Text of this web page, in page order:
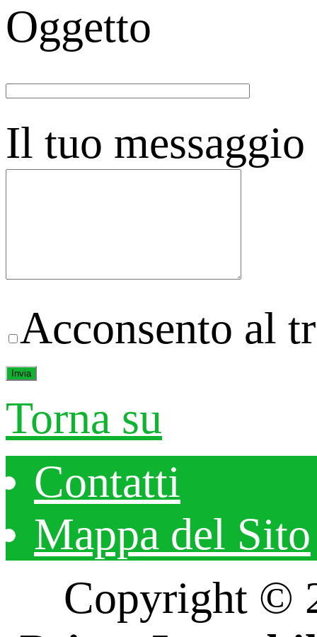
Oggetto
Il tuo
Acconsento al
Torna su
Contatti
Mappa del Sito
Copyright ©